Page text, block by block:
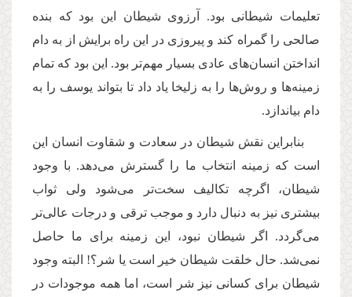
تعلیمات شیطانی بود. آرزوی شیطان این بود که بنده
صالحی را گمراه کند و پیروزی در این راه برایش از به دام
انداختن انسان‌های عادی بسیار مهم‌تر بود. این بود که تمام
زمینه‌ها و روش‌ها را به زلیخا یاد داد تا بتواند یوسف را به
دام بیاندازد.
بنابراین نقش شیطان در سعادت و شقاوت انسان این
است که زمینه انتخاب ما را گسترش می‌دهد. با وجود
شیطان، اگرچه تکالیف سخت‌تر می‌شود ولی ثواب
بیشتری نیز به دنبال دارد و موجب ترقی و درجات عالی‌تر
می‌‌گردد. اگر شیطان نبود، این زمینه برای ما حاصل
نمی‌شد. حال خلقت شیطان خیر است یا شر؟! البته وجود
شیطان برای کسانی نیز شر است، اما همه موجودات در